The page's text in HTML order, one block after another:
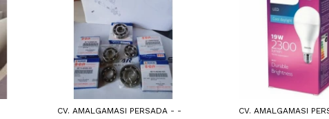
CV. AMALGAMASI PERSADA - - CV. AMALGAMASI